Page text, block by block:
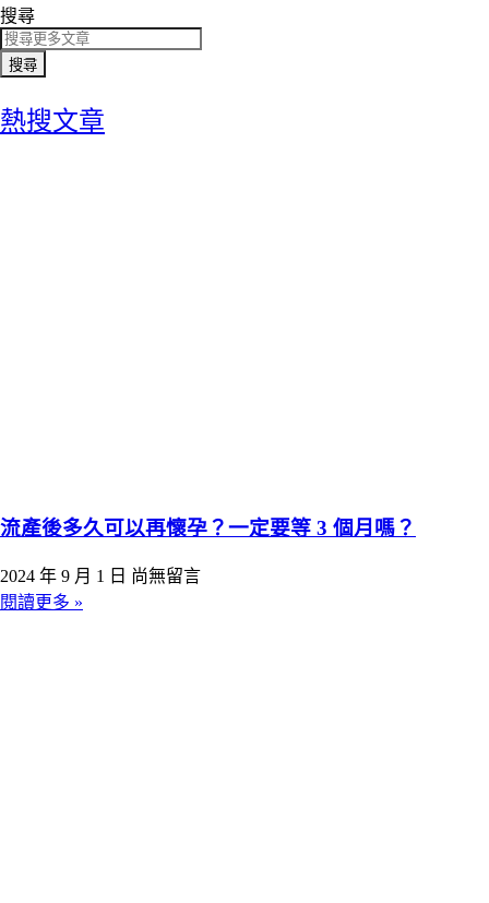
搜尋
搜尋
熱搜文章
流產後多久可以再懷孕？一定要等 3 個月嗎？
2024 年 9 月 1 日 尚無留言
閱讀更多 »